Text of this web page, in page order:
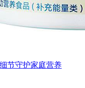
节守护家庭营养